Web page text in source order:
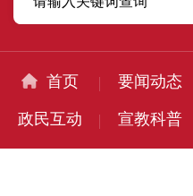
首页 要闻动态
政民互动 宣教科普